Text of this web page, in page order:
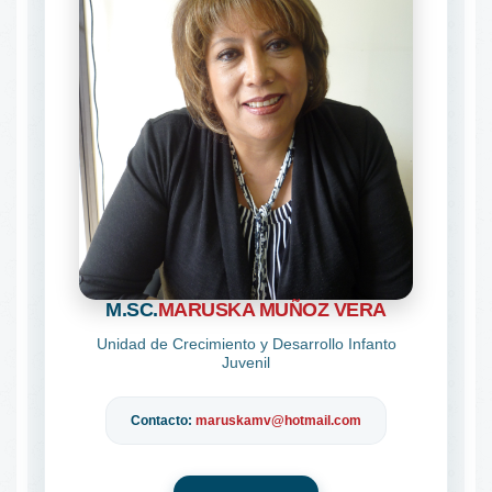
M.SC.MARUSKA MUÑOZ VERA
Unidad de Crecimiento y Desarrollo Infanto
Juvenil
Contacto: maruskamv@hotmail.com